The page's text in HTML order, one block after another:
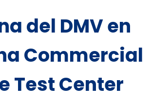
del DMV en
Commercial
Test Center